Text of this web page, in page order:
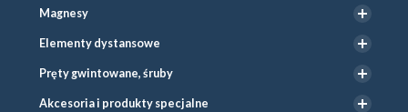
Magnesy
Elementy dystansowe
Pręty gwintowane, śruby
Akcesoria i produkty specjalne